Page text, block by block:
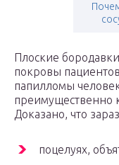
Плоские
покровы
папилломы
преимущественно
Доказано, что
поцелуях,